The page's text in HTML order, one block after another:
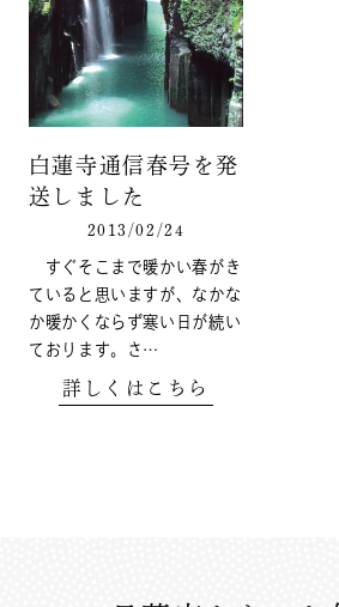
白蓮寺通信春号を発
送しました
2013/02/24
すぐそこまで暖かい春がき
ていると思いますが、なかな
か暖かくならず寒い日が続い
ております。さ…
詳しくはこちら